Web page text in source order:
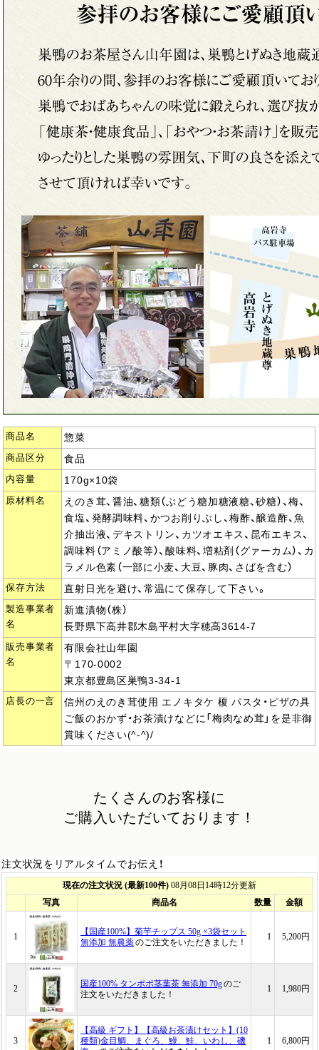
商品名 惣菜
商品区分 食品
内容量 170g×10袋
原材料名
えのき茸、醤油、糖類（ぶどう糖加糖液糖、砂糖）、梅、
食塩、発酵調味料、かつお削りぶし、梅酢、醸造酢、魚
介抽出液、デキストリン、カツオエキス、昆布エキス、
調味料（アミノ酸等）、酸味料、増粘剤（グァーカム）、カ
ラメル色素（一部に小麦、大豆、豚肉、さばを含む）
保存方法 直射日光を避け、常温にて保存して下さい。
製造事業者
名
新進漬物（株）
長野県下高井郡木島平村大字穂高3614-7
販売事業者
名
有限会社山年園
〒170-0002
東京都豊島区巣鴨3-34-1
店長の一言
信州のえのき茸使用 エノキタケ 榎 パスタ・ピザの具
ご飯のおかず・お茶漬けなどに「梅肉なめ茸」を是非御
賞味ください(^-^)/
たくさんのお客様に
ご購入いただいております！
注文状況をリアルタイムでお伝え！